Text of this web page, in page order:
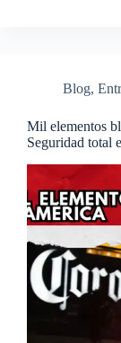
Blog,
Mil elementos
Seguridad total